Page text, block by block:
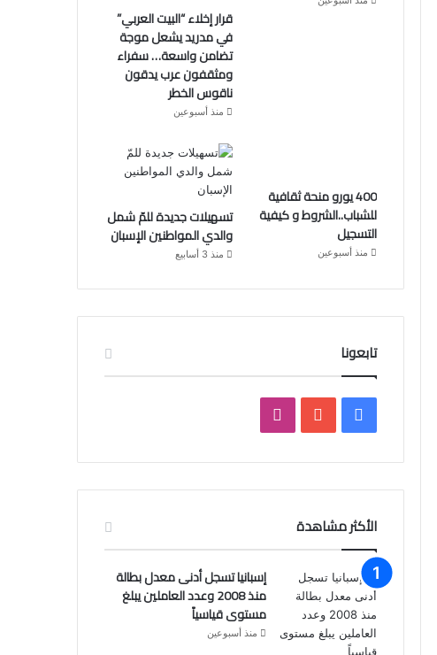
قرار إخلاء “البيت العربي”
في مدريد يشعل موجة
تضامن واسعة… سفراء
ومثقفون عرب يدقون
ناقوس الخطر
منذ أسبوعين
400 يورو منحة ثقافية
للشباب..الشروط و كيفية
التسجيل
منذ أسبوعين
تسهيلات جديدة للمّ شمل
والدي المواطنين الإسبان
منذ 3 أسابيع
تابعونا
فيسبوكيوتيوبانستقرام
الأكثر مشاهدة
إسبانيا تسجل أدنى معدل بطالة
منذ 2008 وعدد العاملين يبلغ
مستوى قياسياً
منذ أسبوعين